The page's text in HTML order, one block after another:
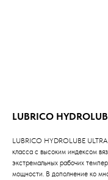
LUBRICO
LUBRICO HYDROLUBE
класса с высоким индексом
экстремальных рабочих
мощности. В дополнение ко